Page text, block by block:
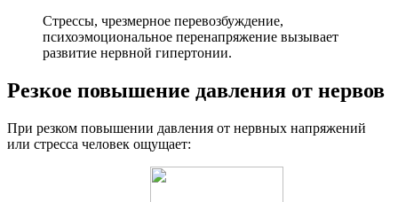
Стрессы, чрезмерное перевозбуждение,
психоэмоциональное перенапряжение вызывает
развитие нервной гипертонии.
Резкое повышение давления от нервов
При резком повышении давления от нервных напряжений
или стресса человек ощущает: